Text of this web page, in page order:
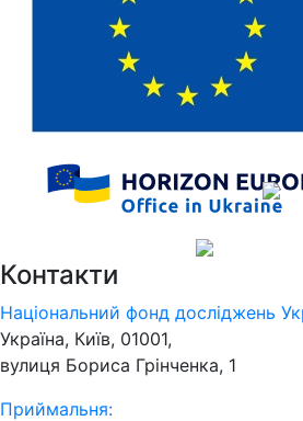
Контакти
Національний фонд досліджень
Україна, Київ, 01001,
вулиця Бориса Грінченка, 1
Приймальня: